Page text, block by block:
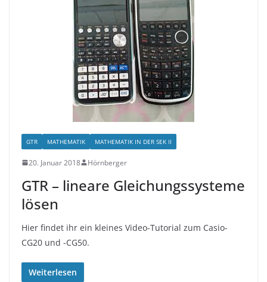
GTR MATHEMATIK MATHEMATIK IN DER SEK II
20. Januar 2018 Hörnberger
GTR – lineare Gleichungssysteme
lösen
Hier findet ihr ein kleines Video-Tutorial zum Casio-
CG20 und -CG50.
Weiterlesen